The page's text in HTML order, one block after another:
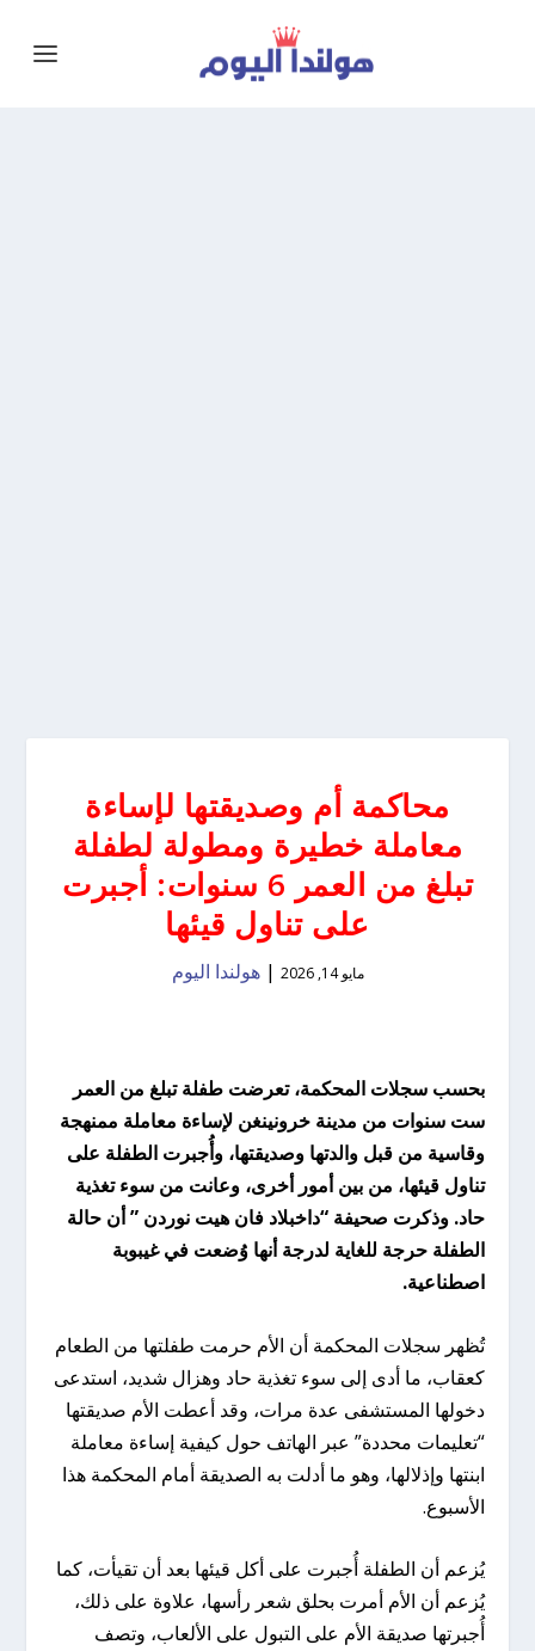
محاكمة أم وصديقتها لإساءة
معاملة خطيرة ومطولة لطفلة
تبلغ من العمر 6 سنوات: أجبرت
على تناول قيئها
مايو 14, 2026 |هولندا اليوم
بحسب سجلات المحكمة، تعرضت طفلة تبلغ من العمر
ست سنوات من مدينة خرونينغن لإساءة معاملة ممنهجة
وقاسية من قبل والدتها وصديقتها، وأُجبرت الطفلة على
تناول قيئها، من بين أمور أخرى، وعانت من سوء تغذية
حاد. وذكرت صحيفة “داخبلاد فان هيت نوردن ” أن حالة
الطفلة حرجة للغاية لدرجة أنها وُضعت في غيبوبة
اصطناعية.
تُظهر سجلات المحكمة أن الأم حرمت طفلتها من الطعام
كعقاب، ما أدى إلى سوء تغذية حاد وهزال شديد، استدعى
دخولها المستشفى عدة مرات، وقد أعطت الأم صديقتها
“تعليمات محددة” عبر الهاتف حول كيفية إساءة معاملة
ابنتها وإذلالها، وهو ما أدلت به الصديقة أمام المحكمة هذا
الأسبوع.
يُزعم أن الطفلة أُجبرت على أكل قيئها بعد أن تقيأت، كما
يُزعم أن الأم أمرت بحلق شعر رأسها، علاوة على ذلك،
أُجبرتها صديقة الأم على التبول على الألعاب، وتصف